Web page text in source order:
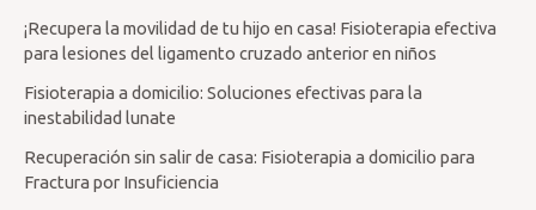
¡Recupera la movilidad de tu hijo en casa! Fisioterapia efectiva
para lesiones del ligamento cruzado anterior en niños
Fisioterapia a domicilio: Soluciones efectivas para la
inestabilidad lunate
Recuperación sin salir de casa: Fisioterapia a domicilio para
Fractura por Insuficiencia